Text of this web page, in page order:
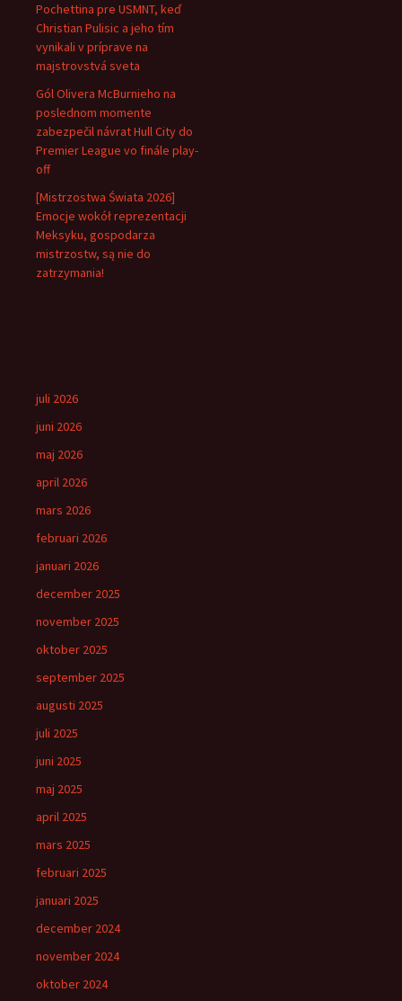
Pochettina pre USMNT, keď
Christian Pulisic a jeho tím
vynikali v príprave na
majstrovstvá sveta
Gól Olivera McBurnieho na
poslednom momente
zabezpečil návrat Hull City do
Premier League vo finále play-
off
[Mistrzostwa Świata 2026]
Emocje wokół reprezentacji
Meksyku, gospodarza
mistrzostw, są nie do
zatrzymania!
juli 2026
juni 2026
maj 2026
april 2026
mars 2026
februari 2026
januari 2026
december 2025
november 2025
oktober 2025
september 2025
augusti 2025
juli 2025
juni 2025
maj 2025
april 2025
mars 2025
februari 2025
januari 2025
december 2024
november 2024
oktober 2024